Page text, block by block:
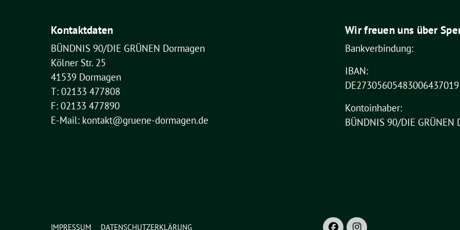
Kontaktdaten
BÜNDNIS 90/DIE GRÜNEN Dormagen
Kölner Str. 25
41539 Dormagen
T: 02133 477808
F: 02133 477890
E-Mail: kontakt@gruene-dormagen.de
Wir freuen uns über
Bankverbindung:
IBAN:
DE27305605483006437019
Kontoinhaber:
BÜNDNIS 90/DIE GRÜNEN
IMPRESSUM DATENSCHUTZERKLÄRUNG